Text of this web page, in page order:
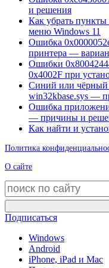
и решения
Как убрать пункты
меню Windows 11
Ошибка
принтера —
Ошибки
0x4002F при
Синий или чёрный
win32kbase.sys —
Ошибка
— причины и
Как найти и
Политика
О сайте
Подписаться
Windows
Android
iPhone, iPad и Mac